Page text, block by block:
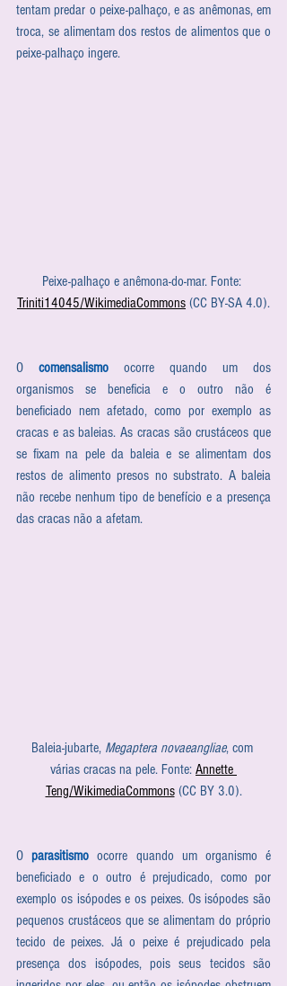
tentam predar o peixe-palhaço, e as anêmonas, em
troca, se alimentam dos restos de alimentos que o
peixe-palhaço ingere.
Peixe-palhaço e anêmona-do-mar. Fonte:
Triniti14045/WikimediaCommons (CC BY-SA 4.0).
O comensalismo ocorre quando um dos
organismos se beneficia e o outro não é
beneficiado nem afetado, como por exemplo as
cracas e as baleias. As cracas são crustáceos que
se fixam na pele da baleia e se alimentam dos
restos de alimento presos no substrato. A baleia
não recebe nenhum tipo de benefício e a presença
das cracas não a afetam.
Baleia-jubarte, Megaptera novaeangliae, com
várias cracas na pele. Fonte: Annette
Teng/WikimediaCommons (CC BY 3.0).
O parasitismo ocorre quando um organismo é
beneficiado e o outro é prejudicado, como por
exemplo os isópodes e os peixes. Os isópodes são
pequenos crustáceos que se alimentam do próprio
tecido de peixes. Já o peixe é prejudicado pela
presença dos isópodes, pois seus tecidos são